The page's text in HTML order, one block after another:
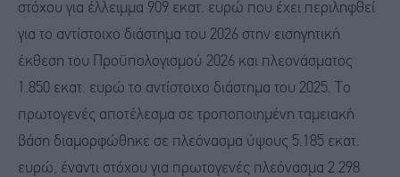
στόχου για έλλειμμα 909 εκατ. ευρώ που έχει περιληφθεί
για το αντίστοιχο διάστημα του 2026 στην εισηγητική
έκθεση του Προϋπολογισμού 2026 και πλεονάσματος
1.850 εκατ. ευρώ το αντίστοιχο διάστημα του 2025. Το
πρωτογενές αποτέλεσμα σε τροποποιημένη ταμειακή
βάση διαμορφώθηκε σε πλεόνασμα ύψους 5.185 εκατ.
ευρώ, έναντι στόχου για πρωτογενές πλεόνασμα 2.298